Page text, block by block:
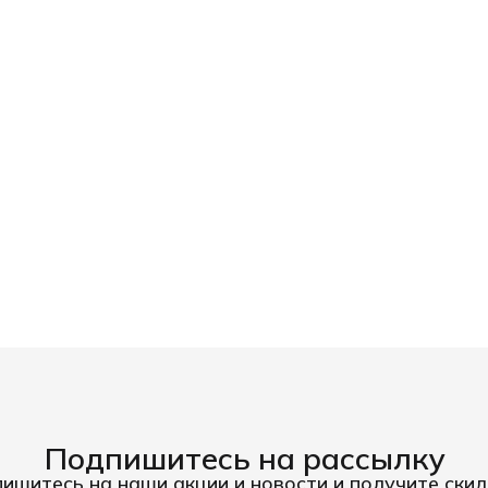
Подпишитесь на рассылку
на наши акции и новости и получите